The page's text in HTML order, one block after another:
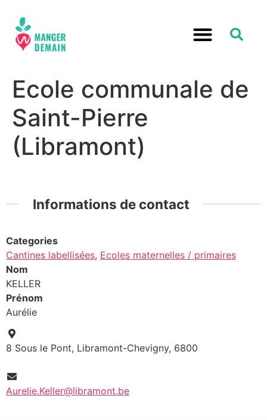
Ecole communale de
Saint-Pierre
(Libramont)
Informations de contact
Categories
Cantines labellisées, Ecoles maternelles / primaires
Nom
KELLER
Prénom
Aurélie
8 Sous le Pont, Libramont-Chevigny, 6800
Aurelie.Keller@libramont.be